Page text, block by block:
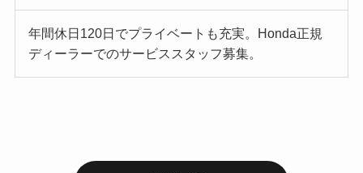
年間休日120日でプライベートも充実。Honda正規
ディーラーでのサービススタッフ募集。